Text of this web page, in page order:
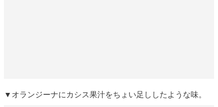
▼オランジーナにカシス果汁をちょい足ししたような味。